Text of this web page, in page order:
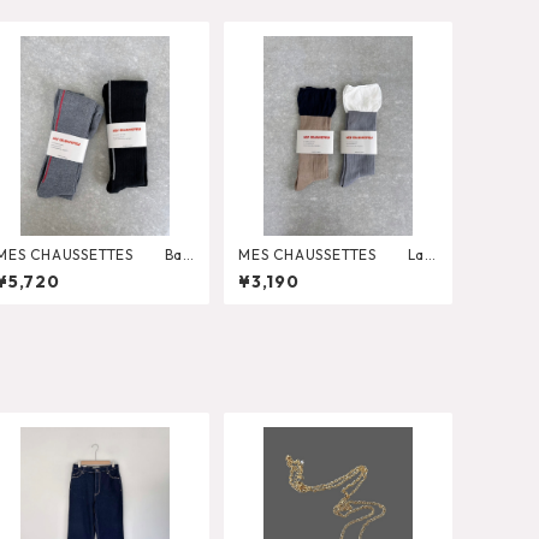
CHAUSSETTES Bac
Line Wide Rib Tights
MES CHAUSSETTES Lay
ered Like Wide Rib Socks
¥3,190